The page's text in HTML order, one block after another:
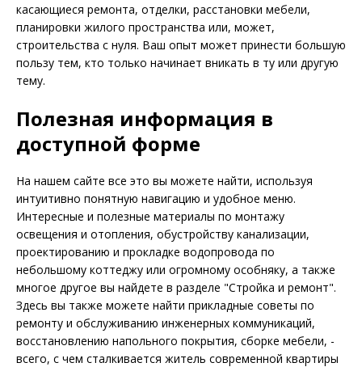
касающиеся ремонта, отделки, расстановки мебели,
планировки жилого пространства или, может,
строительства с нуля. Ваш опыт может принести большую
пользу тем, кто только начинает вникать в ту или другую
тему.
Полезная информация в
доступной форме
На нашем сайте все это вы можете найти, используя
интуитивно понятную навигацию и удобное меню.
Интересные и полезные материалы по монтажу
освещения и отопления, обустройству канализации,
проектированию и прокладке водопровода по
небольшому коттеджу или огромному особняку, а также
многое другое вы найдете в разделе "Стройка и ремонт".
Здесь вы также можете найти прикладные советы по
ремонту и обслуживанию инженерных коммуникаций,
восстановлению напольного покрытия, сборке мебели, -
всего, с чем сталкивается житель современной квартиры